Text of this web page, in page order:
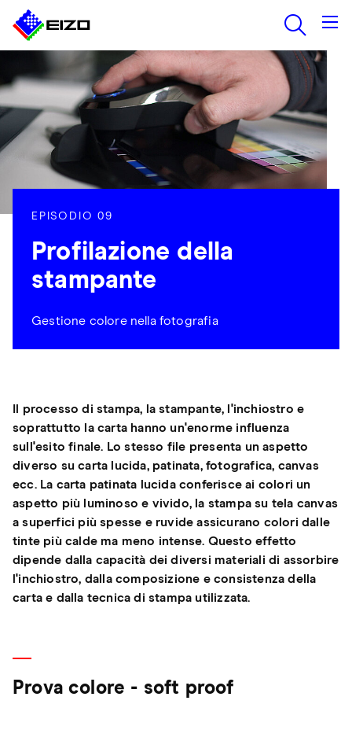
EPISODIO 09
Profilazione della
stampante
Gestione colore nella fotografia
Il processo di stampa, la stampante, l'inchiostro e
soprattutto la carta hanno un'enorme influenza
sull'esito finale. Lo stesso file presenta un aspetto
diverso su carta lucida, patinata, fotografica, canvas
ecc. La carta patinata lucida conferisce ai colori un
aspetto più luminoso e vivido, la stampa su tela canvas
a superfici più spesse e ruvide assicurano colori dalle
tinte più calde ma meno intense. Questo effetto
dipende dalla capacità dei diversi materiali di assorbire
l'inchiostro, dalla composizione e consistenza della
carta e dalla tecnica di stampa utilizzata.
Prova colore - soft proof